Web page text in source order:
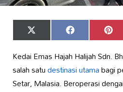
Share
on
X
(Twitter)
Share
on
Facebook Share
on
Kedai Emas Hajah Halijah Sdn.
salah satudestinasi utamabagi
Setar, Malasia. Beroperasi